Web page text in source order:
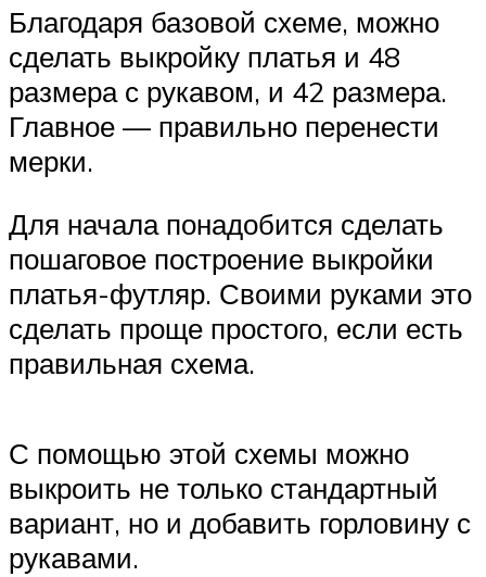
Благодаря базовой схеме, можно
сделать выкройку платья и 48
размера с рукавом, и 42 размера.
Главное — правильно перенести
мерки.
Для начала понадобится сделать
пошаговое построение выкройки
платья-футляр. Своими руками это
сделать проще простого, если есть
правильная схема.
С помощью этой схемы можно
выкроить не только стандартный
вариант, но и добавить горловину с
рукавами.